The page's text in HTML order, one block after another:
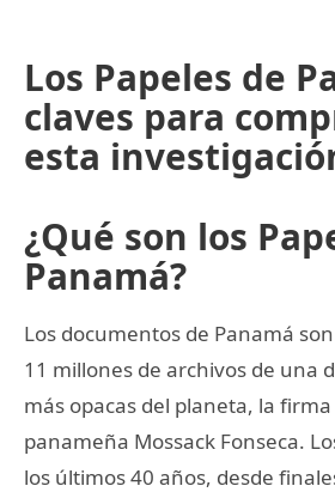
Los Papeles de
claves para
esta
¿Qué son los
Panamá?
Los documentos de Panamá
11 millones de archivos de una
más opacas del planeta, la
panameña Mossack Fonseca.
los últimos 40 años, desde